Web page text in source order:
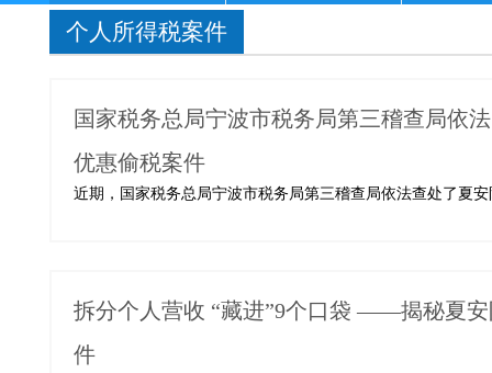
个人所得税案件
国家税务总局宁波市税务局第三稽查局依
优惠偷税案件
近期，国家税务总局宁波市税务局第三稽查局依法查处了夏
拆分个人营收 “藏进”9个口袋 ——揭秘夏
件